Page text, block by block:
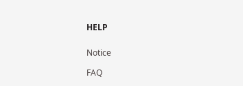
HELP
Notice
FAQ